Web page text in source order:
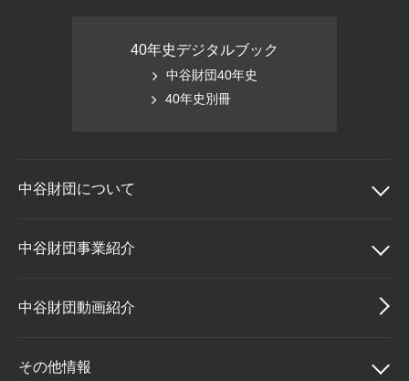
40年史デジタルブック
中谷財団40年史
40年史別冊
中谷財団について
中谷財団について
理事長挨拶
設立趣意書
中谷財団事業紹介
中谷財団事業紹介
中谷賞
中谷財団動画紹介
その他情報